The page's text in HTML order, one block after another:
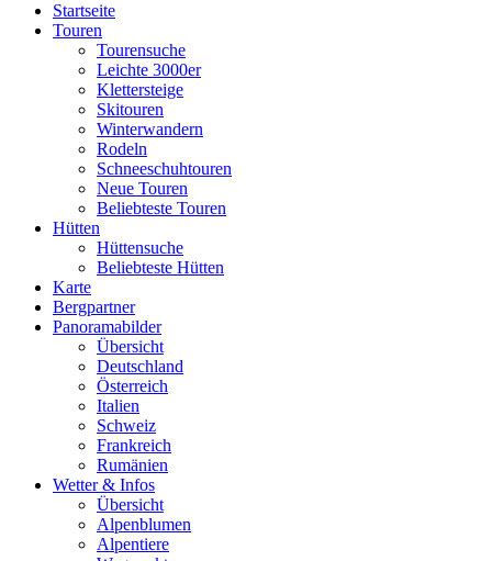
Startseite
Touren
Tourensuche
Leichte 3000er
Klettersteige
Skitouren
Winterwandern
Rodeln
Schneeschuhtouren
Neue Touren
Beliebteste Touren
Hütten
Hüttensuche
Beliebteste Hütten
Karte
Bergpartner
Panoramabilder
Übersicht
Deutschland
Österreich
Italien
Schweiz
Frankreich
Rumänien
Wetter & Infos
Übersicht
Alpenblumen
Alpentiere